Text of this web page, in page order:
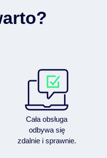
Cała obsługa
odbywa się
zdalnie i sprawnie.